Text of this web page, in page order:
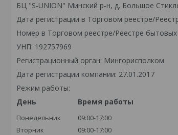
БЦ "S-UNION" Минский р-н, д. Большое
Дата регистрации в Торговом реестре/
Номер в Торговом реестре/Реестре бытовых
УНП: 192757969
Регистрационный орган: Мингорисполком
Дата регистрации компании: 27.01.2017
Режим работы:
День
Время работы
Понедельник
09:00-17:00
Вторник
09:00-17:00